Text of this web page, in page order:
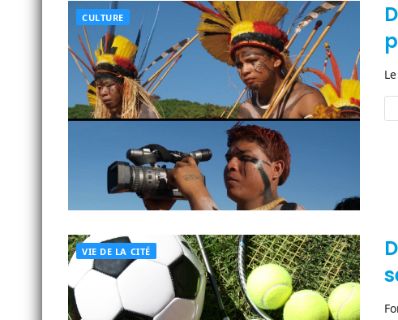
CULTURE
VIE DE LA CITÉ